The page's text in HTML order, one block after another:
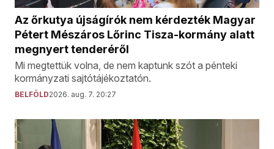
Az őrkutya újságírók nem kérdezték Magyar
Pétert Mészáros Lőrinc Tisza-kormány alatt
megnyert tenderéről
Mi megtettük volna, de nem kaptunk szót a pénteki
kormányzati sajtótájékoztatón.
BELFÖLD2026. aug. 7. 20:27